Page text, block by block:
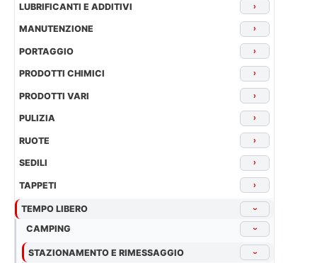
LUBRIFICANTI E ADDITIVI ›
MANUTENZIONE ›
PORTAGGIO ›
PRODOTTI CHIMICI ›
PRODOTTI VARI ›
PULIZIA ›
RUOTE ›
SEDILI ›
TAPPETI ›
TEMPO LIBERO ›
CAMPING ›
STAZIONAMENTO E RIMESSAGGIO ›